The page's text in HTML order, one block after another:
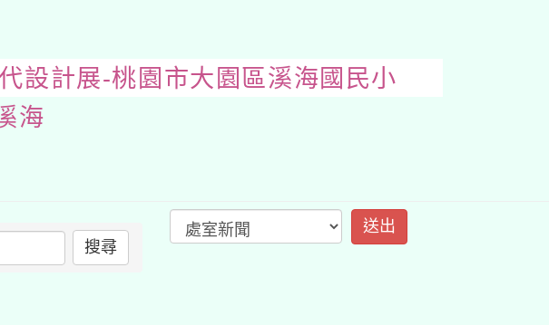
一代設計展-桃園市大園區
搜尋